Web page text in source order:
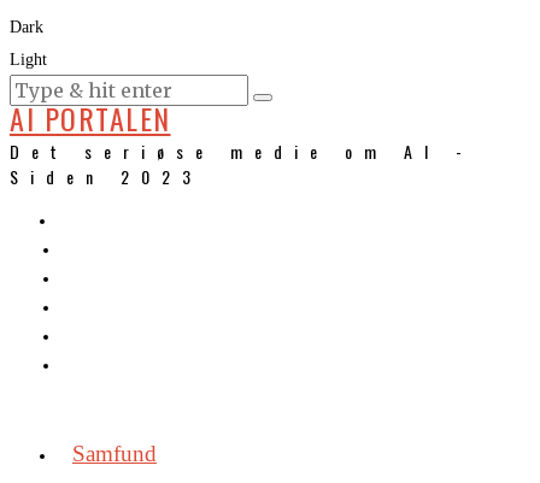
Dark
Light
KURSER
AI PORTALEN
Det seriøse medie om AI -
Siden 2023
Samfund